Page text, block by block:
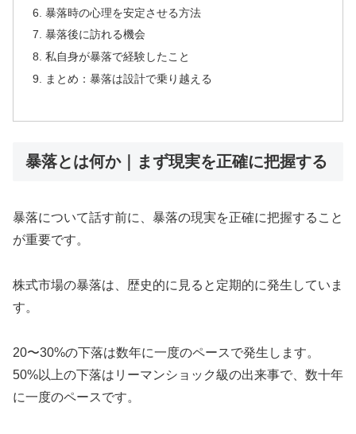
暴落時の心理を安定させる方法
暴落後に訪れる機会
私自身が暴落で経験したこと
まとめ：暴落は設計で乗り越える
暴落とは何か｜まず現実を正確に把握する
暴落について話す前に、暴落の現実を正確に把握すること
が重要です。
株式市場の暴落は、歴史的に見ると定期的に発生していま
す。
20〜30%の下落は数年に一度のペースで発生します。
50%以上の下落はリーマンショック級の出来事で、数十年
に一度のペースです。